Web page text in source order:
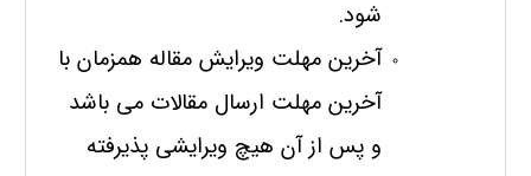
شود.
آخرین مهلت ویرایش مقاله همزمان با
آخرین مهلت ارسال مقالات می باشد
و پس از آن هیچ ویرایشی پذیرفته